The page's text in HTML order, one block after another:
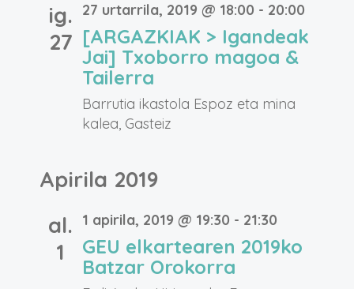
ig.
27
27 urtarrila, 2019 @ 18:00 - 20:00
[ARGAZKIAK > Igandeak
Jai] Txoborro magoa &
Tailerra
Barrutia ikastola Espoz eta mina
kalea, Gasteiz
Apirila 2019
al.
1
1 apirila, 2019 @ 19:30 - 21:30
GEU elkartearen 2019ko
Batzar Orokorra